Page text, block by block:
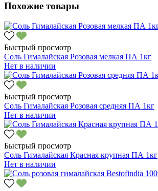
Похожие товары
Быстрый просмотр
Соль Гималайская Розовая мелкая ПА 1кг
Нет в наличии
Быстрый просмотр
Соль Гималайская Розовая средняя ПА 1кг
Нет в наличии
Быстрый просмотр
Соль Гималайская Красная крупная ПА 1кг
Нет в наличии